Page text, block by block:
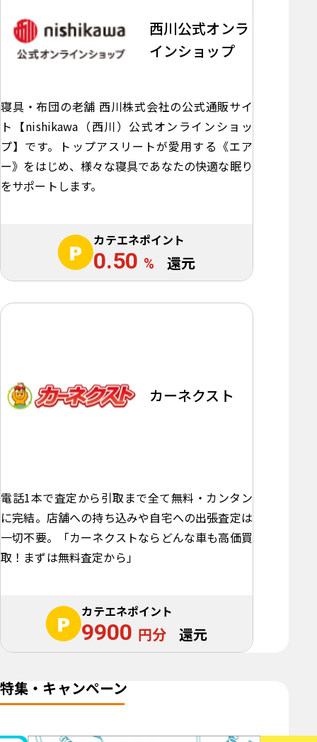
西川公式オンラ
インショップ
寝具・布団の老舗 西川株式会社の公式通販サイ
ト【nishikawa（西川）公式オンラインショッ
プ】です。トップアスリートが愛用する《エア
ー》をはじめ、様々な寝具であなたの快適な眠り
をサポートします。
カテエネポイント
0.50 % 還元
カーネクスト
電話1本で査定から引取まで全て無料・カンタン
に完結。店舗への持ち込みや自宅への出張査定は
一切不要。「カーネクストならどんな車も高価買
取！まずは無料査定から」
カテエネポイント
9900 円分 還元
特集・キャンペーン